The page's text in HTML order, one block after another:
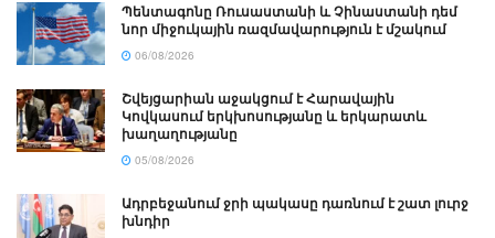
Պենտագոնը Ռուսաստանի և Չինաստանի դեմ
նոր միջուկային ռազմավարություն է մշակում
06/08/2026
Շվեյցարիան աջակցում է Հարավային
Կովկասում երկխոսությանը և երկարատև
խաղաղությանը
05/08/2026
Ադրբեջանում ջրի պակասը դառնում է շատ լուրջ
խնդիր